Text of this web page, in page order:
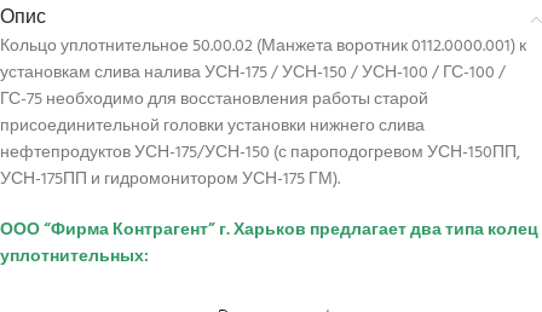
Опис
Кольцо уплотнительное 50.00.02 (Манжета воротник 0112.0000.001) к
установкам слива налива УСН-175 / УСН-150 / УСН-100 / ГС-100 /
ГС-75 необходимо для восстановления работы старой
присоединительной головки установки нижнего слива
нефтепродуктов УСН-175/УСН-150 (с пароподогревом УСН-150ПП,
УСН-175ПП и гидромонитором УСН-175 ГМ).
ООО “Фирма Контрагент” г. Харьков предлагает два типа колец
уплотнительных: